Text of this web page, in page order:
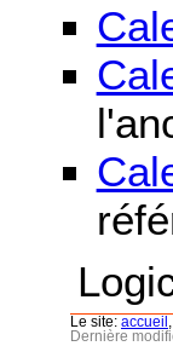
Le site: accueil
Dernière